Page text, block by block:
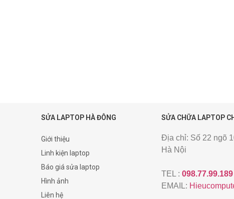
SỬA LAPTOP HÀ ĐÔNG
Giới thiệu
Linh kiện laptop
Báo giá sửa laptop
Hình ảnh
Liên hệ
SỬA CHỮA LAPTOP
Địa chỉ: Số 22 ngõ
Hà Nội
TEL : 098.77.99.189
EMAIL: